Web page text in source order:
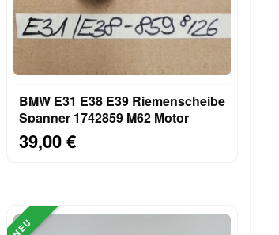
BMW E31 E38 E39 Riemenscheibe
Spanner 1742859 M62 Motor
39,00 €
NEU